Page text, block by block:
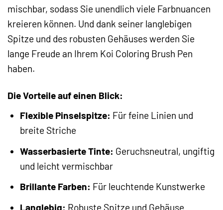
mischbar, sodass Sie unendlich viele Farbnuancen
kreieren können. Und dank seiner langlebigen
Spitze und des robusten Gehäuses werden Sie
lange Freude an Ihrem Koi Coloring Brush Pen
haben.
Die Vorteile auf einen Blick:
Flexible Pinselspitze: Für feine Linien und
breite Striche
Wasserbasierte Tinte: Geruchsneutral, ungiftig
und leicht vermischbar
Brillante Farben: Für leuchtende Kunstwerke
Langlebig: Robuste Spitze und Gehäuse